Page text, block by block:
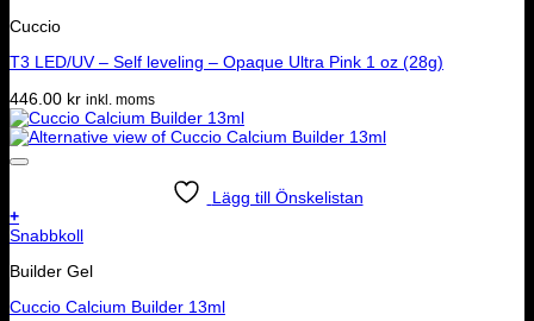
Cuccio
T3 LED/UV – Self leveling – Opaque Ultra Pink 1 oz (28g)
446.00 kr inkl. moms
Lägg till Önskelistan
+
Snabbkoll
Builder Gel
Cuccio Calcium Builder 13ml